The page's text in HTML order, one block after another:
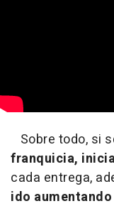
Sobre todo, si
franquicia,
cada entrega,
ido